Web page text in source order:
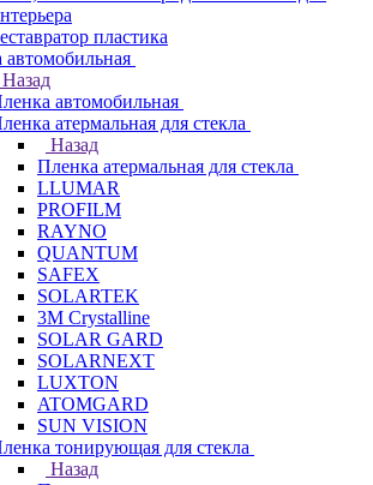
пластика
Назад
автомобильная
атермальная для стекла
Назад
Пленка атермальная для стекла
LLUMAR
PROFILM
RAYNO
QUANTUM
SAFEX
SOLARTEK
3M Crystalline
SOLAR GARD
SOLARNEXT
LUXTON
ATOMGARD
SUN VISION
тонирующая для стекла
Назад